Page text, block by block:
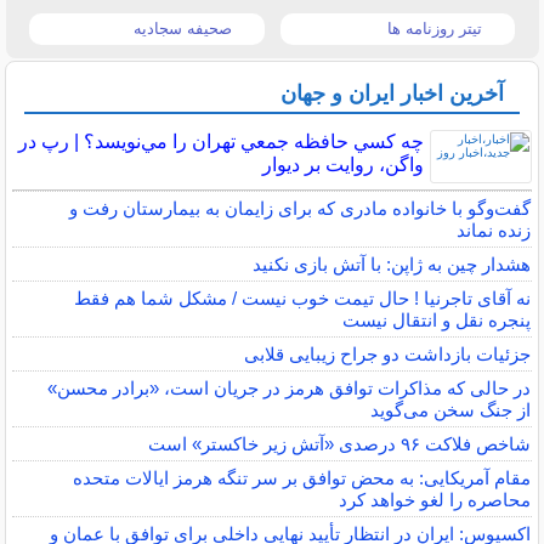
تیتر روزنامه ها صحیفه سجادیه
آخرین اخبار ایران و جهان
چه كسي حافظه جمعي تهران را مي‌نويسد؟ | رپ در
واگن، روايت بر ديوار
گفت‌وگو با خانواده مادری که برای زایمان به بیمارستان رفت و
زنده نماند
هشدار چین به ژاپن: با آتش بازی نکنید
نه آقای تاجرنیا ! حال تیمت خوب نیست / مشکل شما هم فقط
پنجره نقل و انتقال نیست
جزئیات بازداشت دو جراح زیبایی قلابی
در حالی که مذاکرات توافق هرمز در جریان است، «برادر محسن»
از جنگ سخن می‌گوید
شاخص فلاکت ۹۶ درصدی «آتش زیر خاکستر» است
مقام آمریکایی: به محض توافق بر سر تنگه هرمز ایالات متحده
محاصره را لغو خواهد کرد
اکسیوس: ایران در انتظار تأیید نهایی داخلی برای توافق با عمان و